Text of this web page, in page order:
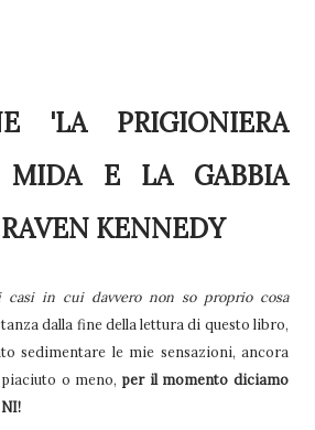
'LA PRIGIONIERA
MIDA E LA GABBIA
KENNEDY
in cui davvero non so proprio cosa
dalla fine della lettura di questo libro,
sedimentare le mie sensazioni, ancora
o meno, per il momento diciamo